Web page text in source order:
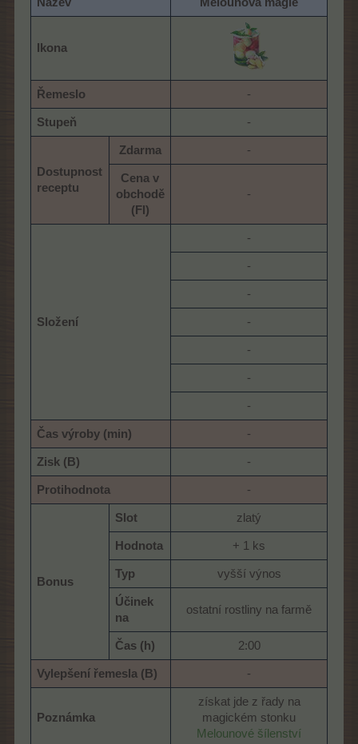
Ikona
Řemeslo -​
Stupeň -​
Dostupnost
receptu
Zdarma -​
Cena v
obchodě
(Fl)
-​
Složení
-​
-​
-​
-​
-​
-​
-​
Čas výroby (min) -​
Zisk (B) -​
Protihodnota -​
Bonus
Slot zlatý​
Hodnota + 1 ks​
Typ vyšší výnos​
Účinek
na
ostatní rostliny na farmě​
Čas (h) 2:00​
Vylepšení řemesla (B) -​
Poznámka
získat jde z řady na
magickém stonku
Melounové šílenství